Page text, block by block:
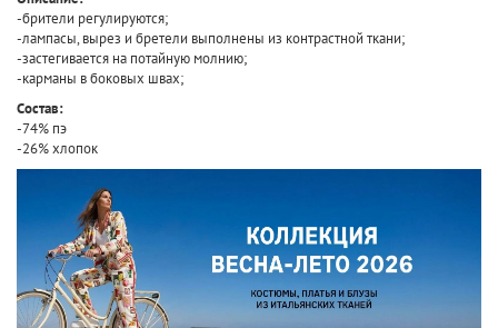
-брители регулируются;
-лампасы, вырез и бретели выполнены из контрастной ткани;
-застегивается на потайную молнию;
-карманы в боковых швах;
Состав:
-74% пэ
-26% хлопок